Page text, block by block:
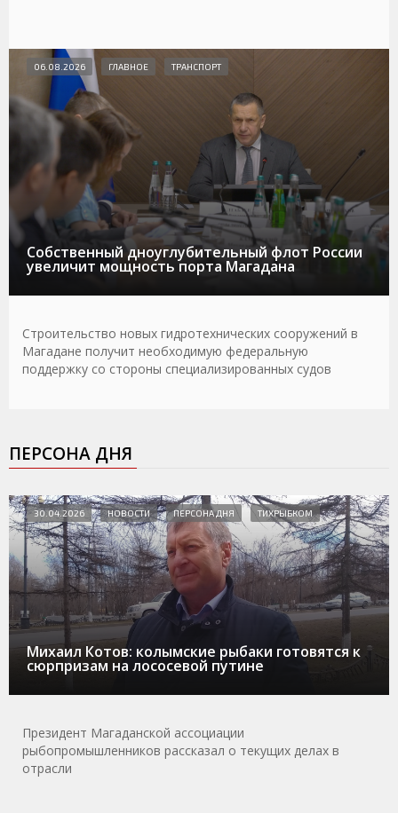
Собственный дноуглубительный флот России
увеличит мощность порта Магадана
06.08.2026 ГЛАВНОЕ ТРАНСПОРТ
Строительство новых гидротехнических сооружений в
Магадане получит необходимую федеральную
поддержку со стороны специализированных судов
ПЕРСОНА ДНЯ
Михаил Котов: колымские рыбаки готовятся к
сюрпризам на лососевой путине
30.04.2026 НОВОСТИ ПЕРСОНА ДНЯ ТИХРЫБКОМ
Президент Магаданской ассоциации
рыбопромышленников рассказал о текущих делах в
отрасли